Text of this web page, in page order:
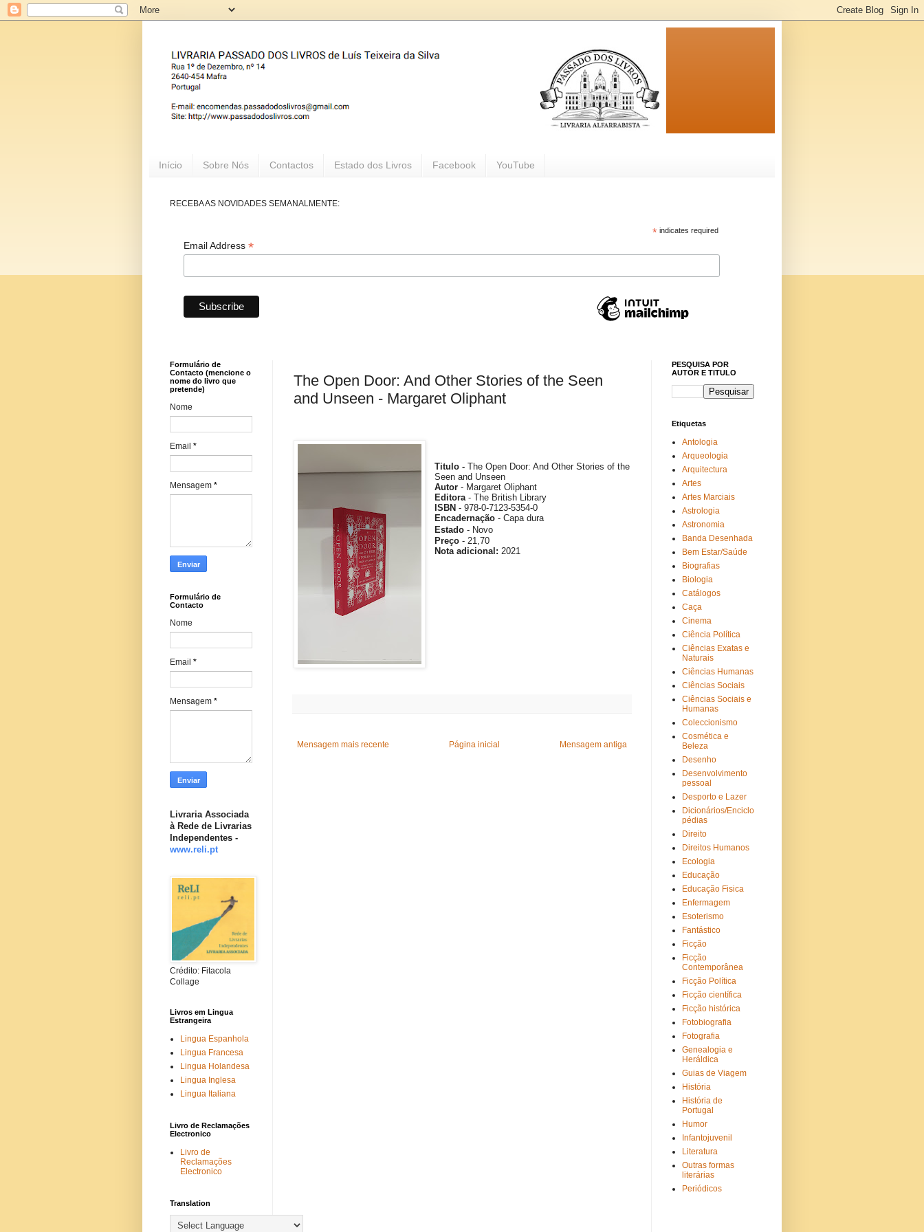
Início Sobre Nós Contactos Estado dos Livros Facebook YouTube
RECEBA AS NOVIDADES SEMANALMENTE:
*indicates required
Email Address *
The Open Door: And Other Stories of the Seen
and Unseen - Margaret Oliphant
Titulo -The Open Door: And Other Stories of the
Seen and Unseen
Autor - Margaret Oliphant
Editora- The British Library
ISBN - 978-0-7123-5354-0
Encadernação - Capa dura
Estado - Novo
Preço - 21,70
Notaadicional :2021
Mensagem mais recente Mensagem antiga
Página inicial
Formulário de
Contacto (mencione o
nome do livro que
pretende)
Nome
Email *
Mensagem *
Formulário de
Contacto
Nome
Email *
Mensagem *
Livraria Associada
à Rede de Livrarias
Independentes -
www.reli.pt
Crédito: Fitacola
Collage
Livros em Lingua
Estrangeira
Lingua Espanhola
Lingua Francesa
Lingua Holandesa
Lingua Inglesa
Lingua Italiana
Livro de Reclamações
Electronico
Livro de
Reclamações
Electronico
Translation
PESQUISA POR
AUTOR E TITULO
Etiquetas
Antologia
Arqueologia
Arquitectura
Artes
Artes Marciais
Astrologia
Astronomia
Banda Desenhada
Bem Estar/Saúde
Biografias
Biologia
Catálogos
Caça
Cinema
Ciência Política
Ciências Exatas e
Naturais
Ciências Humanas
Ciências Sociais
Ciências Sociais e
Humanas
Coleccionismo
Cosmética e
Beleza
Desenho
Desenvolvimento
pessoal
Desporto e Lazer
Dicionários/Enciclo
pédias
Direito
Direitos Humanos
Ecologia
Educação
Educação Fisica
Enfermagem
Esoterismo
Fantástico
Ficção
Ficção
Contemporânea
Ficção Política
Ficção científica
Ficção histórica
Fotobiografia
Fotografia
Genealogia e
Heráldica
Guias de Viagem
História
História de
Portugal
Humor
Infantojuvenil
Literatura
Outras formas
literárias
Periódicos